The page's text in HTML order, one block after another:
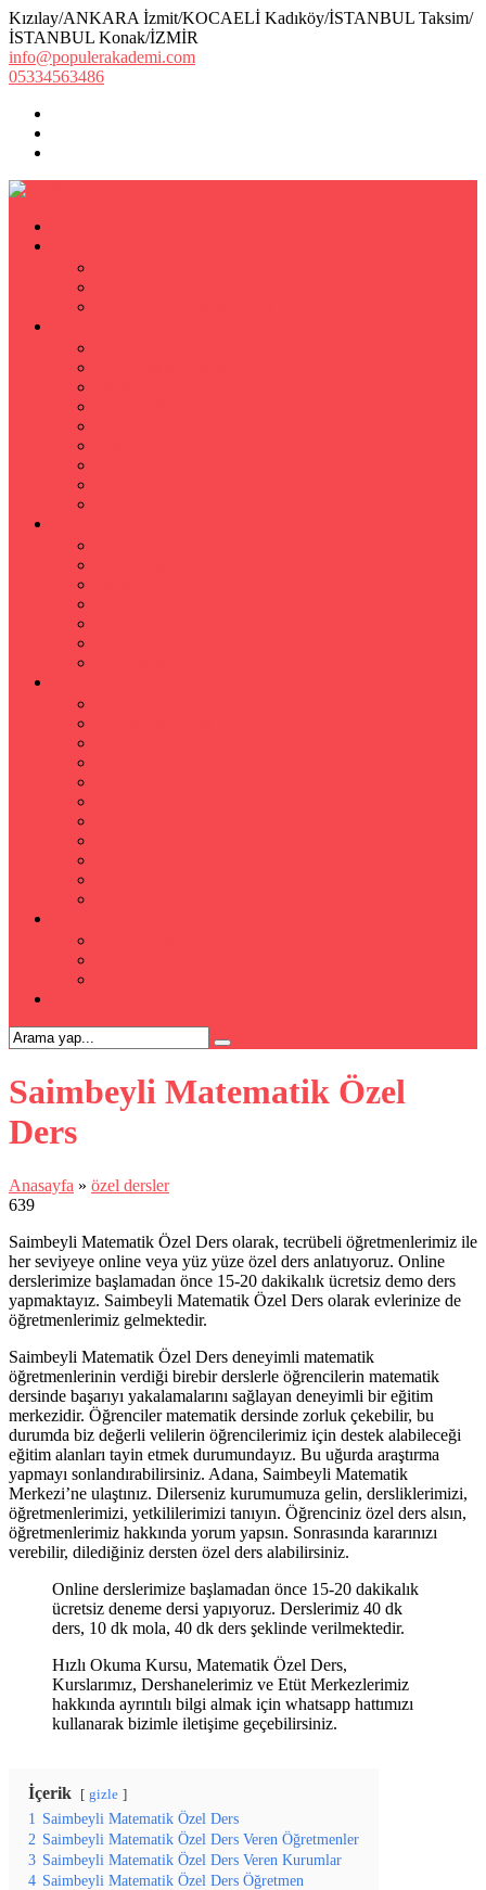
Kızılay/ANKARA İzmit/KOCAELİ Kadıköy/İSTANBUL Taksim/
İSTANBUL Konak/İZMİR
info@populerakademi.com
05334563486
Saimbeyli Matematik Özel
Ders
Anasayfa » özel dersler
639
Saimbeyli Matematik Özel Ders olarak, tecrübeli öğretmenlerimiz ile
her seviyeye online veya yüz yüze özel ders anlatıyoruz. Online
derslerimize başlamadan önce 15-20 dakikalık ücretsiz demo ders
yapmaktayız. Saimbeyli Matematik Özel Ders olarak evlerinize de
öğretmenlerimiz gelmektedir.
Saimbeyli Matematik Özel Ders deneyimli matematik
öğretmenlerinin verdiği birebir derslerle öğrencilerin matematik
dersinde başarıyı yakalamalarını sağlayan deneyimli bir eğitim
merkezidir. Öğrenciler matematik dersinde zorluk çekebilir, bu
durumda biz değerli velilerin öğrencilerimiz için destek alabileceği
eğitim alanları tayin etmek durumundayız. Bu uğurda araştırma
yapmayı sonlandırabilirsiniz. Adana, Saimbeyli Matematik
Merkezi’ne ulaştınız. Dilerseniz kurumumuza gelin, dersliklerimizi,
öğretmenlerimizi, yetkililerimizi tanıyın. Öğrenciniz özel ders alsın,
öğretmenlerimiz hakkında yorum yapsın. Sonrasında kararınızı
verebilir, dilediğiniz dersten özel ders alabilirsiniz.
Online derslerimize başlamadan önce 15-20 dakikalık
ücretsiz deneme dersi yapıyoruz. Derslerimiz 40 dk
ders, 10 dk mola, 40 dk ders şeklinde verilmektedir.
Hızlı Okuma Kursu, Matematik Özel Ders,
Kurslarımız, Dershanelerimiz ve Etüt Merkezlerimiz
hakkında ayrıntılı bilgi almak için whatsapp hattımızı
kullanarak bizimle iletişime geçebilirsiniz.
İçerik gizle
1 Saimbeyli Matematik Özel Ders
2 Saimbeyli Matematik Özel Ders Veren Öğretmenler
3 Saimbeyli Matematik Özel Ders Veren Kurumlar
4 Saimbeyli Matematik Özel Ders Öğretmen